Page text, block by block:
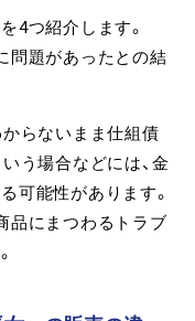
4つ紹介します。
問題があったとの結
からないまま仕組債
う場合などには、金
可能性があります。
品にまつわるトラブ